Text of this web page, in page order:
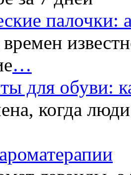
палочки:
…
для обуви:
когда